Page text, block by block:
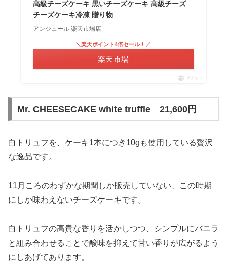
高級チーズケーキ 黒いチーズケーキ 高級チーズ
チーズケーキ冷凍 贈り物
アンジュール 楽天市場店
＼楽天ポイント4倍セール！／
楽天市場
ポチップ
Mr. CHEESECAKE white truffle 21,600円
白トリュフを、ケーキ1本につき10gも使用している贅沢
な逸品です。
11月ころのわずかな期間しか販売していない、この時期
にしか味わえないチーズケーキです。
白トリュフの高貴な香りを活かしつつ、シンプルにバニラ
と組み合わせることで酸味を抑えて甘い香りが広がるよう
にしあげてあります。